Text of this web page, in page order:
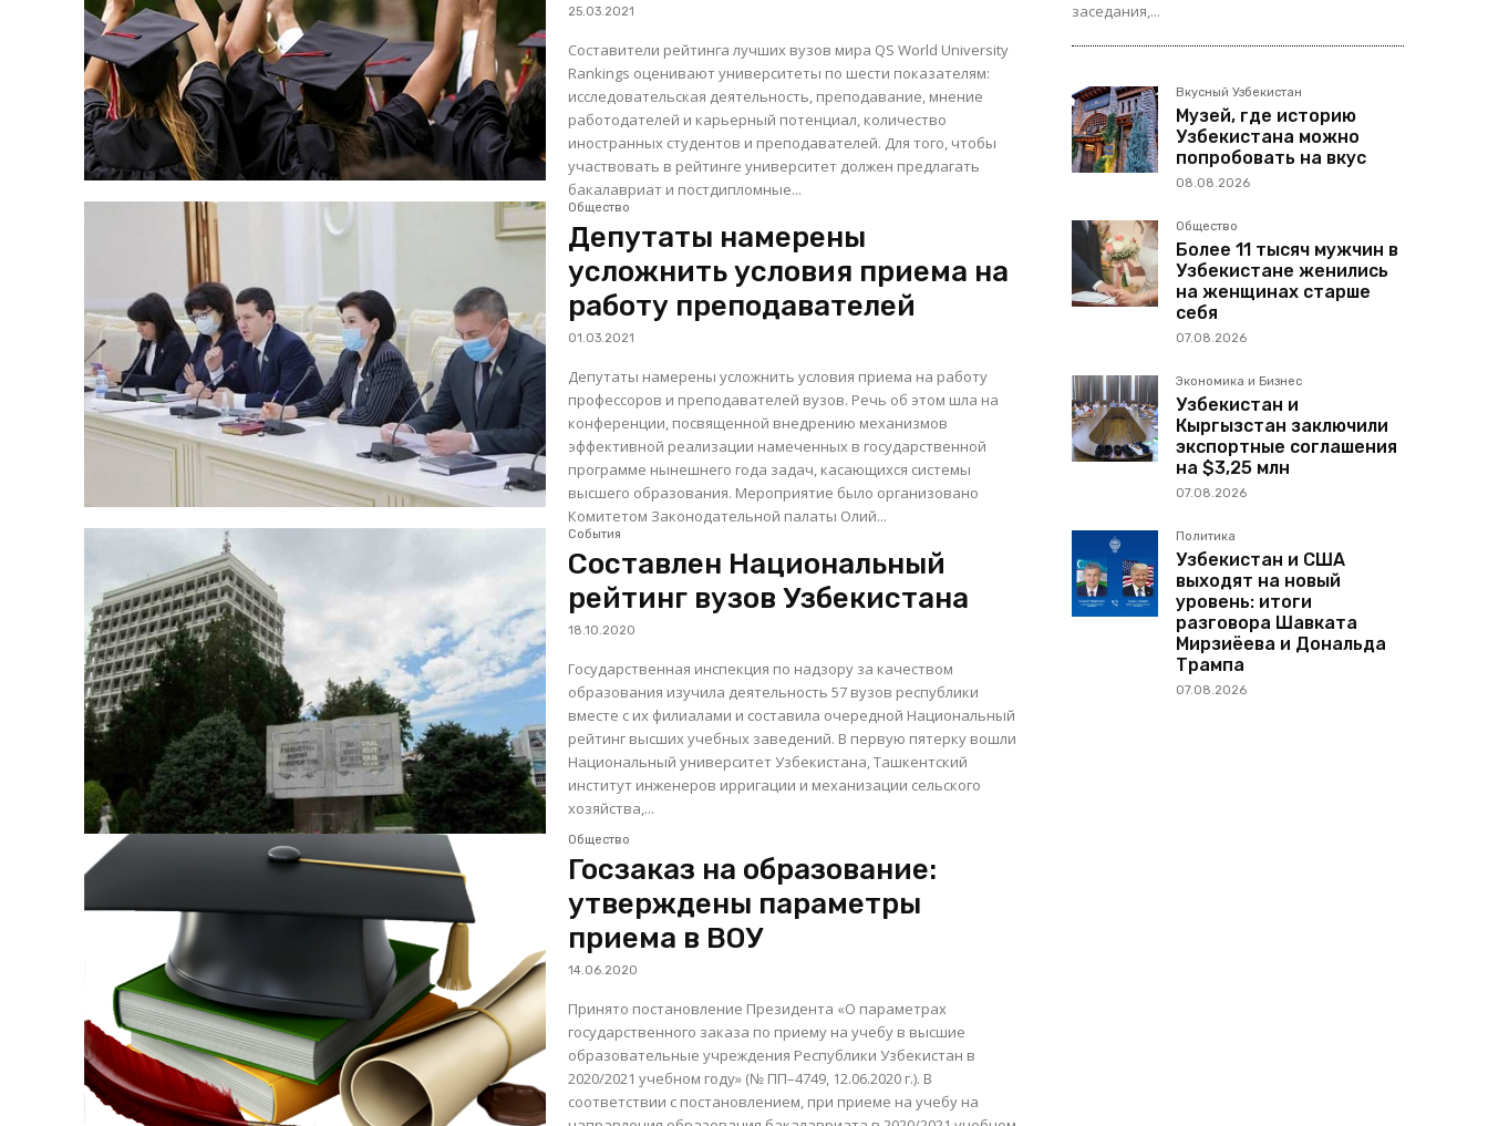
25.03.2021
Составители рейтинга лучших вузов мира QS World University
Rankings оценивают университеты по шести показателям:
исследовательская деятельность, преподавание, мнение
работодателей и карьерный потенциал, количество
иностранных студентов и преподавателей. Для того, чтобы
участвовать в рейтинге университет должен предлагать
бакалавриат и постдипломные...
Общество
Депутаты намерены
усложнить условия приема на
работу преподавателей
01.03.2021
Депутаты намерены усложнить условия приема на работу
профессоров и преподавателей вузов. Речь об этом шла на
конференции, посвященной внедрению механизмов
эффективной реализации намеченных в государственной
программе нынешнего года задач, касающихся системы
высшего образования. Мероприятие было организовано
Комитетом Законодательной палаты Олий...
События
Составлен Национальный
рейтинг вузов Узбекистана
18.10.2020
Государственная инспекция по надзору за качеством
образования изучила деятельность 57 вузов республики
вместе с их филиалами и составила очередной Национальный
рейтинг высших учебных заведений. В первую пятерку вошли
Национальный университет Узбекистана, Ташкентский
институт инженеров ирригации и механизации сельского
хозяйства,...
Общество
Госзаказ на образование:
утверждены параметры
приема в ВОУ
14.06.2020
Принято постановление Президента «О параметрах
государственного заказа по приему на учебу в высшие
образовательные учреждения Республики Узбекистан в
2020/2021 учебном году» (№ ПП–4749, 12.06.2020 г.). В
соответствии с постановлением, при приеме на учебу на
заседания,...
Вкусный Узбекистан
Музей, где историю
Узбекистана можно
попробовать на вкус
08.08.2026
Общество
Более 11 тысяч мужчин в
Узбекистане женились
на женщинах старше
себя
07.08.2026
Экономика и Бизнес
Узбекистан и
Кыргызстан заключили
экспортные соглашения
на $3,25 млн
07.08.2026
Политика
Узбекистан и США
выходят на новый
уровень: итоги
разговора Шавката
Мирзиёева и Дональда
Трампа
07.08.2026